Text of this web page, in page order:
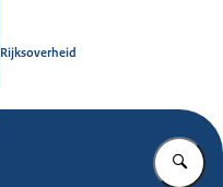
Rijksoverheid